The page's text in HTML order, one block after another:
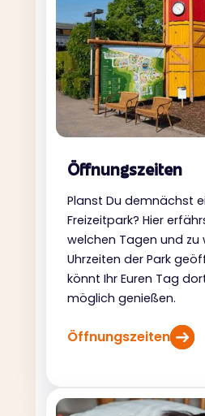
Öffnungszeiten
Planst Du demnächst
Freizeitpark? Hier
welchen Tagen und zu
Uhrzeiten der Park
könnt Ihr Euren Tag
möglich genießen.
Öffnungszeiten